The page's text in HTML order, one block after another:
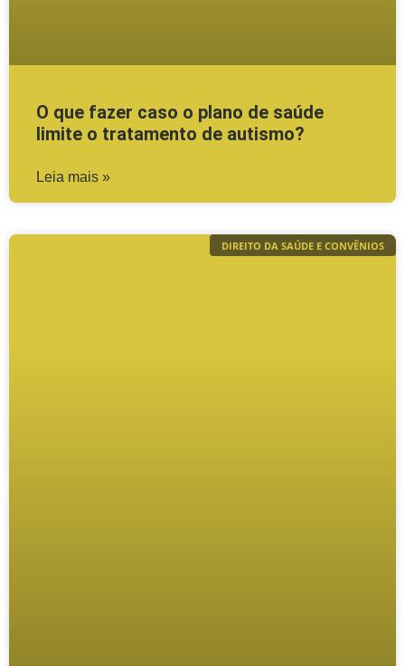
O que fazer caso o plano de saúde
limite o tratamento de autismo?
Leia mais »
DIREITO DA SAÚDE E CONVÊNIOS